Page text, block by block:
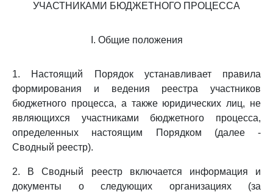
УЧАСТНИКАМИ БЮДЖЕТНОГО ПРОЦЕССА
I. Общие положения
1. Настоящий Порядок устанавливает правила
формирования и ведения реестра участников
бюджетного процесса, а также юридических лиц, не
являющихся участниками бюджетного процесса,
определенных настоящим Порядком (далее -
Сводный реестр).
2. В Сводный реестр включается информация и
документы о следующих организациях (за